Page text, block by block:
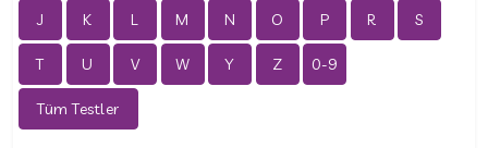
J K L M N O P R S
T U V W Y Z 0-9
Tüm Testler